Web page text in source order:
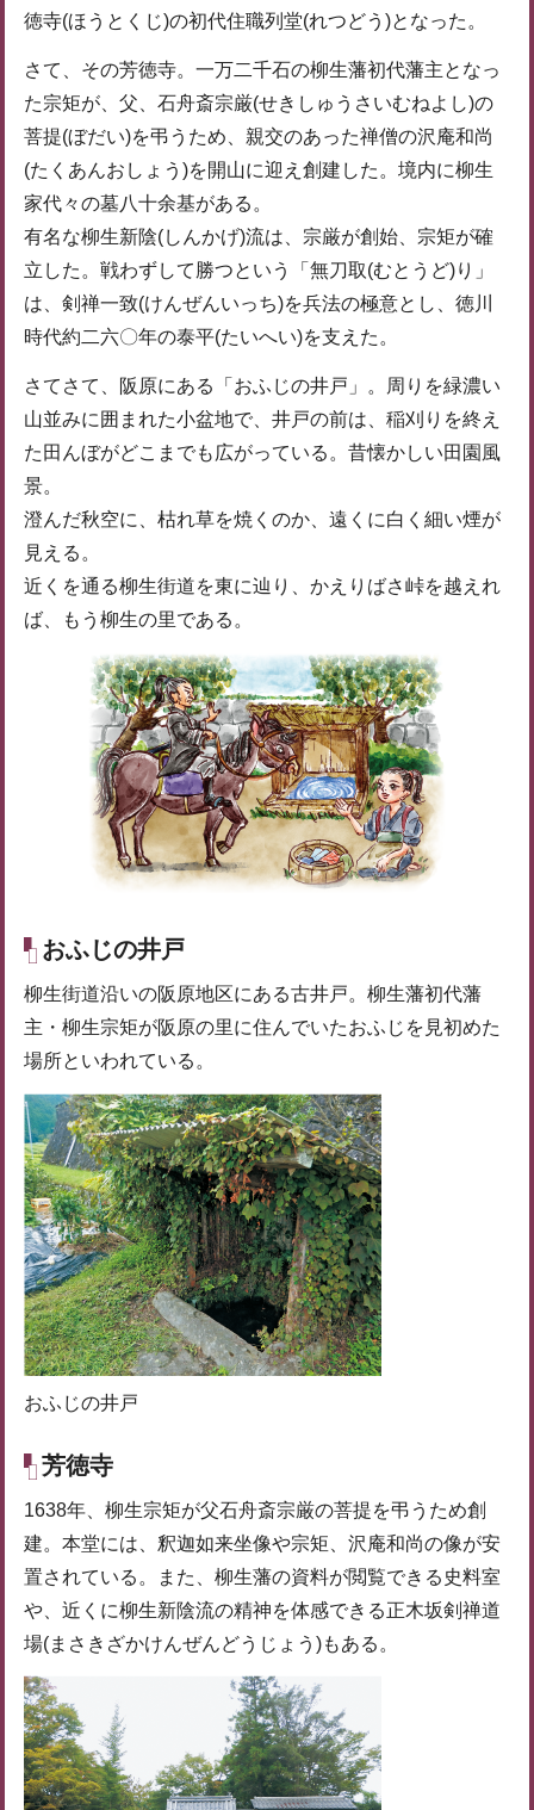
徳寺(ほうとくじ)の初代住職列堂(れつどう)となった。
さて、その芳徳寺。一万二千石の柳生藩初代藩主となっ
た宗矩が、父、石舟斎宗厳(せきしゅうさいむねよし)の
菩提(ぼだい)を弔うため、親交のあった禅僧の沢庵和尚
(たくあんおしょう)を開山に迎え創建した。境内に柳生
家代々の墓八十余基がある。
有名な柳生新陰(しんかげ)流は、宗厳が創始、宗矩が確
立した。戦わずして勝つという「無刀取(むとうど)り」
は、剣禅一致(けんぜんいっち)を兵法の極意とし、徳川
時代約二六〇年の泰平(たいへい)を支えた。
さてさて、阪原にある「おふじの井戸」。周りを緑濃い
山並みに囲まれた小盆地で、井戸の前は、稲刈りを終え
た田んぼがどこまでも広がっている。昔懐かしい田園風
景。
澄んだ秋空に、枯れ草を焼くのか、遠くに白く細い煙が
見える。
近くを通る柳生街道を東に辿り、かえりばさ峠を越えれ
ば、もう柳生の里である。
おふじの井戸
柳生街道沿いの阪原地区にある古井戸。柳生藩初代藩
主・柳生宗矩が阪原の里に住んでいたおふじを見初めた
場所といわれている。
おふじの井戸
芳徳寺
1638年、柳生宗矩が父石舟斎宗厳の菩提を弔うため創
建。本堂には、釈迦如来坐像や宗矩、沢庵和尚の像が安
置されている。また、柳生藩の資料が閲覧できる史料室
や、近くに柳生新陰流の精神を体感できる正木坂剣禅道
場(まさきざかけんぜんどうじょう)もある。